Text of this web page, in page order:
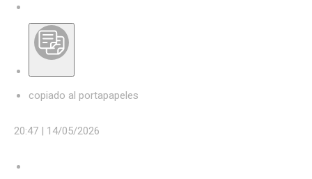
copiado al portapapeles
20:47 | 14/05/2026